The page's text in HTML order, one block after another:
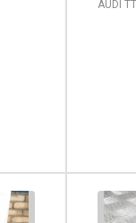
AUDI TT